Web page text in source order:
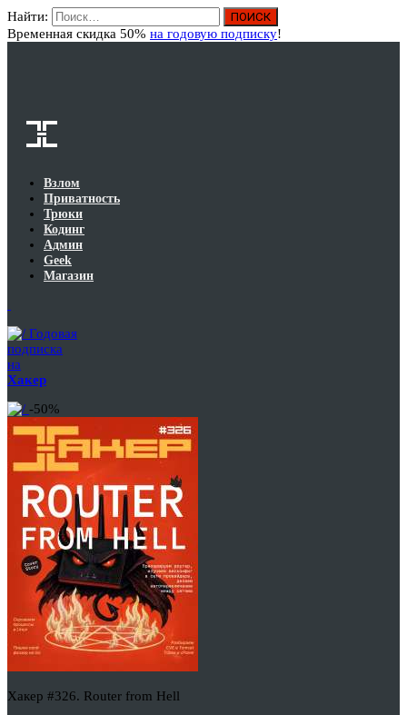
Найти:
Временная скидка 50% на годовую подписку!
Взлом
Приватность
Трюки
Кодинг
Админ
Geek
Магазин
Годовая
подписка
на
Хакер
-50%
Хакер #326. Router from Hell